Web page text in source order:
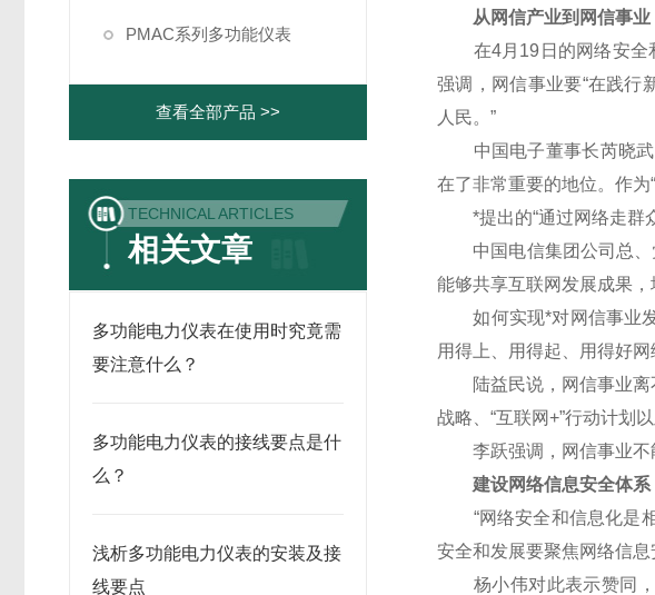
PMAC系列多功能仪表
查看全部产品 >>
TECHNICAL ARTICLES
相关文章
多功能电力仪表在使用时究竟需
要注意什么？
多功能电力仪表的接线要点是什
么？
浅析多功能电力仪表的安装及接
线要点
从网信产业到网信事业
在4月19日的网络安全和
强调，网信事业要“在践行
人民。”
中国电子董事长芮晓武
在了非常重要的地位。作为
*提出的“通过网络走群众
中国电信集团公司总、
能够共享互联网发展成果，
如何实现*对网信事业发
用得上、用得起、用得好
陆益民说，网信事业离
战略、“互联网+”行动计划
李跃强调，网信事业不
建设网络信息安全体系
“网络安全和信息化是相
安全和发展要聚焦网络信息
杨小伟对此表示赞同，